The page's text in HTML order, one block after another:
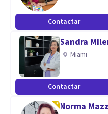
Aptitudes
Empatico, responsable,
Contactar
Sandra
Miami
Contactar
Norma